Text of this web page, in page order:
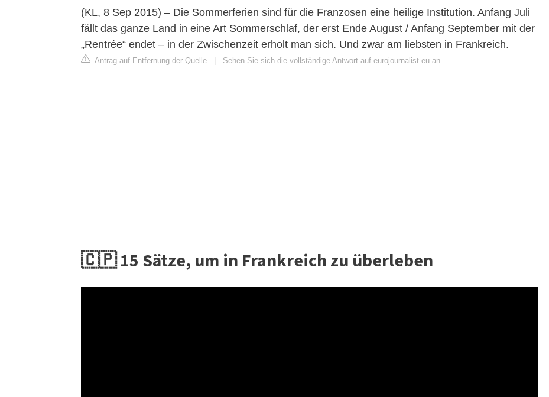
(KL, 8 Sep 2015) – Die Sommerferien sind für die Franzosen eine heilige Institution. Anfang Juli
fällt das ganze Land in eine Art Sommerschlaf, der erst Ende August / Anfang September mit der
„Rentrée“ endet – in der Zwischenzeit erholt man sich. Und zwar am liebsten in Frankreich.
Antrag auf Entfernung der Quelle Sehen Sie sich die vollständige Antwort auf eurojournalist.eu an
🇨🇵 15 Sätze, um in Frankreich zu überleben